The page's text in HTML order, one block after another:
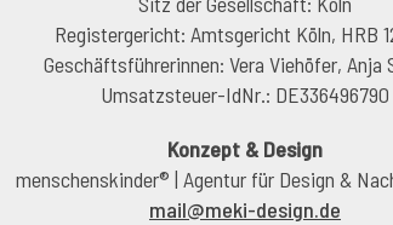
Registergericht: Amtsgericht Köln, HRB
Geschäftsführerinnen: Vera Viehöfer, Anja
Umsatzsteuer-IdNr.: DE336496790
Konzept & Design
menschenskinder® | Agentur für Design &
m
l m k -d s gn d